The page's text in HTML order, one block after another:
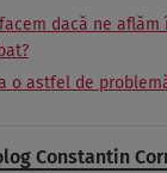
dacă ne
o astfel de
Constantin